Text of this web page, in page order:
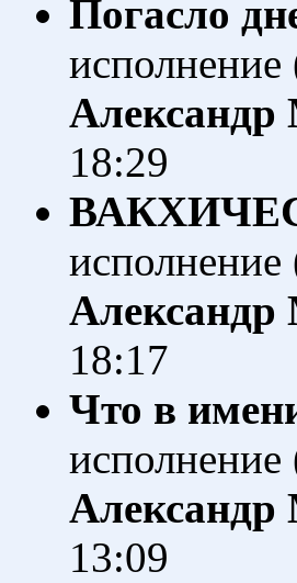
Погасло
Александр
18:29
Александр
18:17
Что в
Александр
13:09